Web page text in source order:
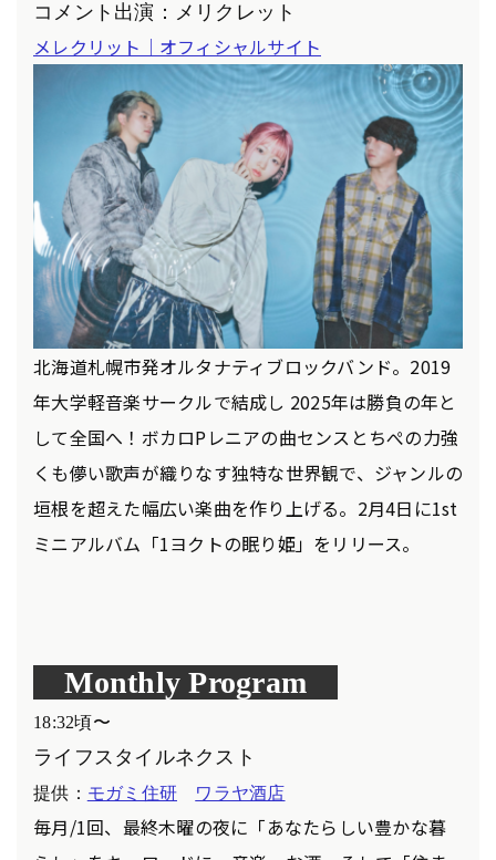
コメント出演：メリクレット
メレクリット｜オフィシャルサイト
北海道札幌市発オルタナティブロックバンド。2019
年大学軽音楽サークルで結成し 2025年は勝負の年と
して全国へ！ボカロPレニアの曲センスとちぺの力強
くも儚い歌声が織りなす独特な世界観で、ジャンルの
垣根を超えた幅広い楽曲を作り上げる。2月4日に1st
ミニアルバム「1ヨクトの眠り姫」をリリース。
Monthly Program
18:32頃〜
ライフスタイルネクスト
提供： モガミ住研 ワラヤ酒店
毎月/1回、最終木曜の夜に「あなたらしい豊かな暮